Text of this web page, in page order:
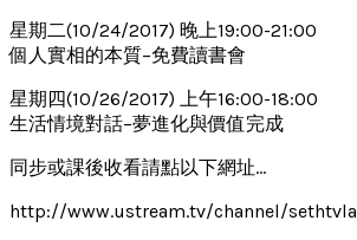
星期二(10/24/2017) 晚上19:00-21:00
個人實相的本質–免費讀書會
星期四(10/26/2017) 上午16:00-18:00
生活情境對話–夢進化與價值完成
同步或課後收看請點以下網址…
http://www.ustream.tv/channel/sethtvla